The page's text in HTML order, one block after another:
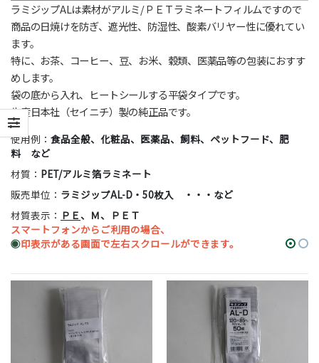
ラミジップALは素材がアルミ/ＰＥＴラミネートフィルムですので
商品の日焼けを防ぎ、遮光性、防湿性、酸素バリヤー性に優れてい
ます。
特に、お茶、コーヒー、豆、お米、穀類、医薬品等の包装におすす
めします。
袋の底から入れ、ヒートシールする平袋タイプです。
生産日本社（セイニチ）製の純正品です。
使用例：食品全般、化粧品、医薬品、飼料、ペットフード、肥
料 など
材質： PET/アルミ箔ラミネート
販売単位： ラミジップAL-D・50枚入 ・・・など
材質表示： ＰＥ、Ｍ、ＰＥＴ
スマートフォンからご利用の場合、
◉印表示がある画面で左右スクロールができます。